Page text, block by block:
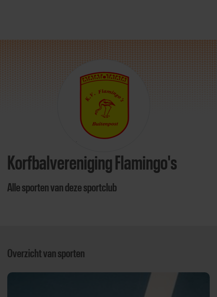
Direct door naar content
Korfbalvereniging Flamingo's
Alle sporten van deze sportclub
Overzicht van sporten